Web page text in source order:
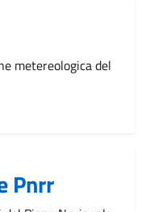
metereologica del
Pnrr